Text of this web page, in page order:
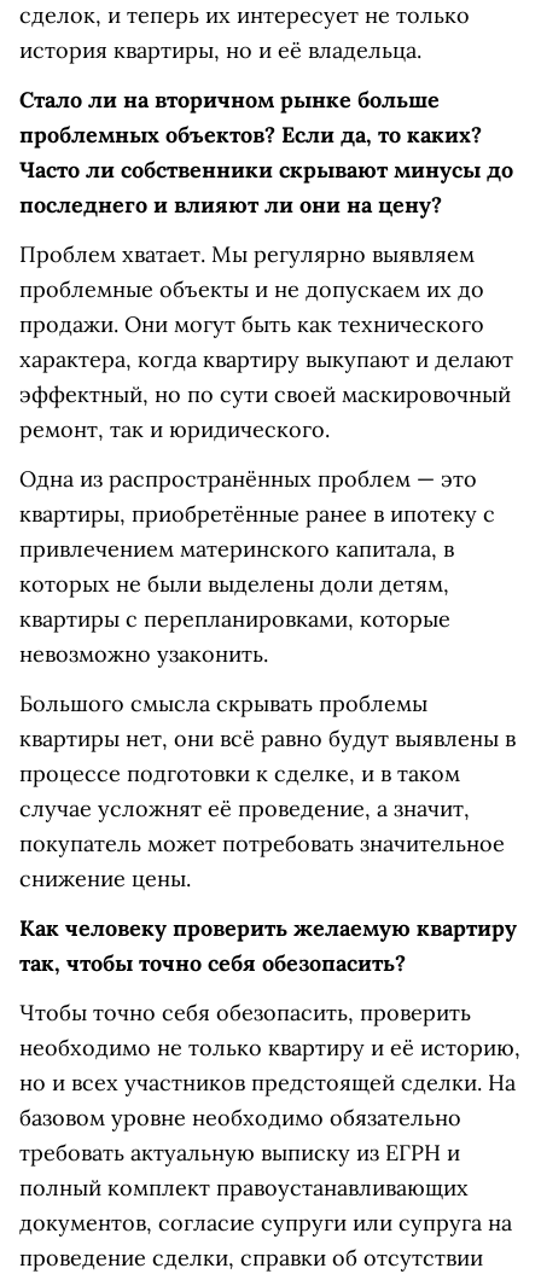
сделок, и теперь их интересует не только
история квартиры, но и её владельца.
Стало ли на вторичном рынке больше
проблемных объектов? Если да, то каких?
Часто ли собственники скрывают минусы до
последнего и влияют ли они на цену?
Проблем хватает. Мы регулярно выявляем
проблемные объекты и не допускаем их до
продажи. Они могут быть как технического
характера, когда квартиру выкупают и делают
эффектный, но по сути своей маскировочный
ремонт, так и юридического.
Одна из распространённых проблем — это
квартиры, приобретённые ранее в ипотеку с
привлечением материнского капитала, в
которых не были выделены доли детям,
квартиры с перепланировками, которые
невозможно узаконить.
Большого смысла скрывать проблемы
квартиры нет, они всё равно будут выявлены в
процессе подготовки к сделке, и в таком
случае усложнят её проведение, а значит,
покупатель может потребовать значительное
снижение цены.
Как человеку проверить желаемую квартиру
так, чтобы точно себя обезопасить?
Чтобы точно себя обезопасить, проверить
необходимо не только квартиру и её историю,
но и всех участников предстоящей сделки. На
базовом уровне необходимо обязательно
требовать актуальную выписку из ЕГРН и
полный комплект правоустанавливающих
документов, согласие супруги или супруга на
проведение сделки, справки об отсутствии